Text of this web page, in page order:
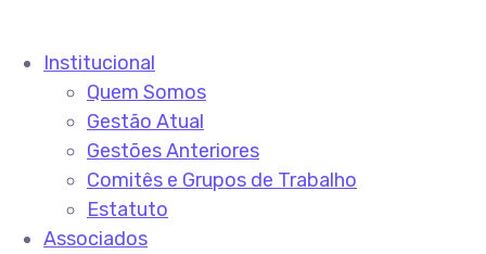
Institucional
Quem Somos
Gestão Atual
Gestões Anteriores
Comitês e Grupos de Trabalho
Estatuto
Associados